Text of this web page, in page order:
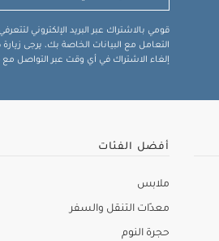
قومي بالاشتراك عبر البريد الإلكتروني
التعامل مع البيانات الخاصة بك، يرجى
إلغاء الاشتراك في أي وقت عبر التواصل مع
أفضل الفئات
ملابس
معدّات التنقل والسفر
حجرة النوم